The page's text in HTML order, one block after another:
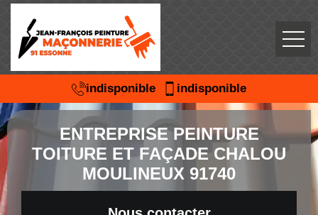
indisponible indisponible
ENTREPRISE PEINTURE
TOITURE ET FAÇADE CHALOU
MOULINEUX 91740